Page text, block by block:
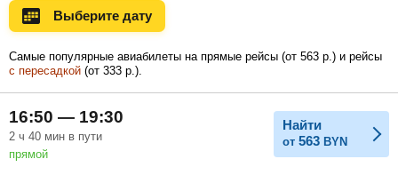
Ноябрь
Выберите дату
Самые популярные авиабилеты на прямые рейсы (от 563 р. ) и рейсы
с пересадкой (от 333 р. ).
16:50 — 19:30
2 ч 40 мин в пути
прямой
Найти
от 563 BYN